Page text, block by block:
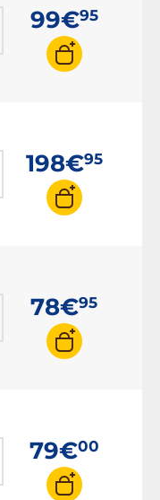
manual
USB
99€95
198€95
78€95
79€00